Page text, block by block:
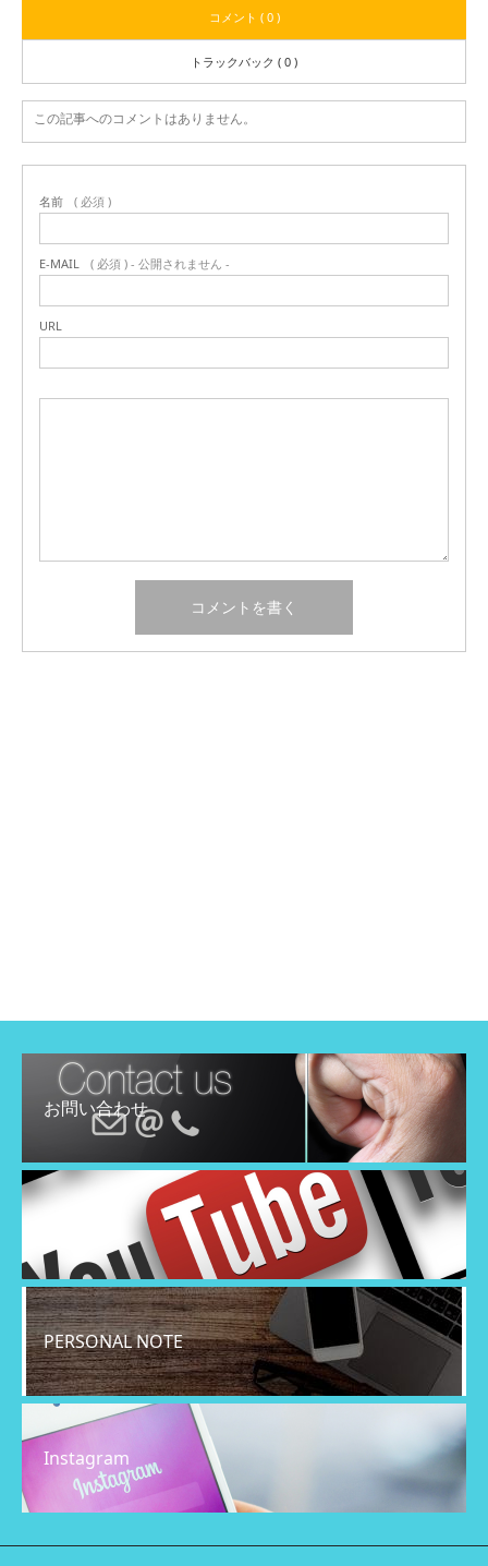
コメント ( 0 )
トラックバック ( 0 )
この記事へのコメントはありません。
名前 ( 必須 )
E-MAIL ( 必須 ) - 公開されません -
URL
お問い合わせ
PERSONAL NOTE
Instagram